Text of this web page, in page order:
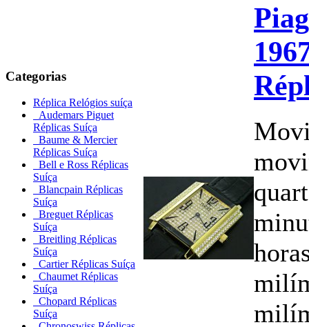
Categorias
Réplica Relógios suíça
Audemars Piguet
Réplicas Suíça
Baume & Mercier
Réplicas Suíça
Bell e Ross Réplicas
Suíça
Blancpain Réplicas
Suíça
Breguet Réplicas
Suíça
Breitling Réplicas
Suíça
Cartier Réplicas Suíça
Chaumet Réplicas
Suíça
Chopard Réplicas
Suíça